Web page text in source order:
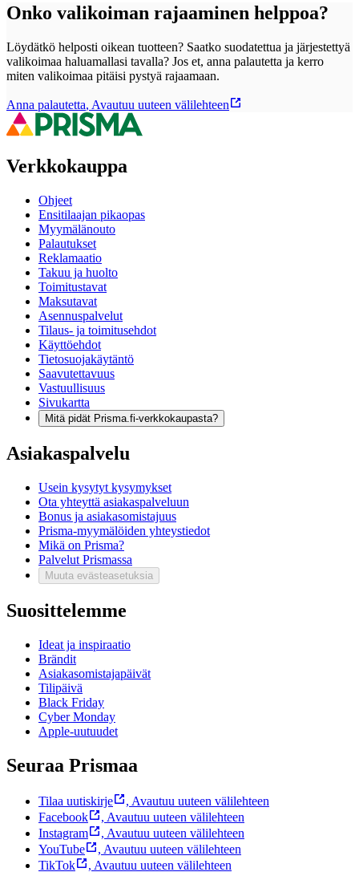
Onko valikoiman rajaaminen helppoa?
Löydätkö helposti oikean tuotteen? Saatko suodatettua ja järjestettyä
valikoimaa haluamallasi tavalla? Jos et, anna palautetta ja kerro
miten valikoimaa pitäisi pystyä rajaamaan.
Anna palautetta, Avautuu uuteen välilehteen
Verkkokauppa
Ohjeet
Ensitilaajan pikaopas
Myymälänouto
Palautukset
Reklamaatio
Takuu ja huolto
Toimitustavat
Maksutavat
Asennuspalvelut
Tilaus- ja toimitusehdot
Käyttöehdot
Tietosuojakäytäntö
Saavutettavuus
Vastuullisuus
Sivukartta
Mitä pidät Prisma.fi-verkkokaupasta?
Asiakaspalvelu
Usein kysytyt kysymykset
Ota yhteyttä asiakaspalveluun
Bonus ja asiakasomistajuus
Prisma-myymälöiden yhteystiedot
Mikä on Prisma?
Palvelut Prismassa
Muuta evästeasetuksia
Suosittelemme
Ideat ja inspiraatio
Brändit
Asiakasomistajapäivät
Tilipäivä
Black Friday
Cyber Monday
Apple-uutuudet
Seuraa Prismaa
Tilaa uutiskirje , Avautuu uuteen välilehteen
Facebook
, Avautuu uuteen välilehteen
Instagram
, Avautuu uuteen välilehteen
YouTube
, Avautuu uuteen välilehteen
TikTok
, Avautuu uuteen välilehteen